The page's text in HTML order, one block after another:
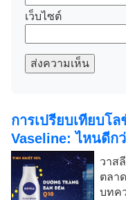
เว็บไซต์
ส่งความเห็น
การเปรียบเทียบโ
Vaseline: ไหนดีก
วาส
ตลา
บทค